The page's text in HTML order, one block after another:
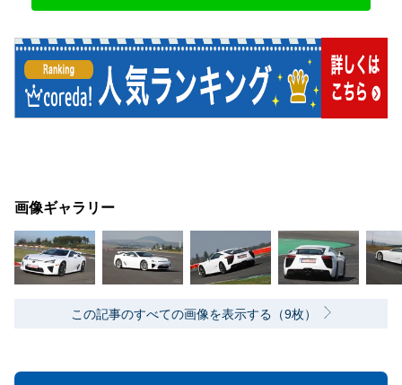
画像ギャラリー
この記事のすべての画像を表示する（9枚）